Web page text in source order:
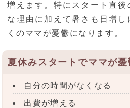
増えます。特にスタート直後
な理由に加えて暑さも日増
くのママが憂鬱になります。
夏休みスタートでママが
自分の時間がなくなる
出費が増える